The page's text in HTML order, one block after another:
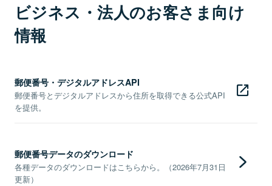
ビジネス・法人のお客さま向け
情報
郵便番号・デジタルアドレスAPI
郵便番号とデジタルアドレスから住所を取得できる公式API
を提供。
郵便番号データのダウンロード
各種データのダウンロードはこちらから。（2026年7月31日
更新）